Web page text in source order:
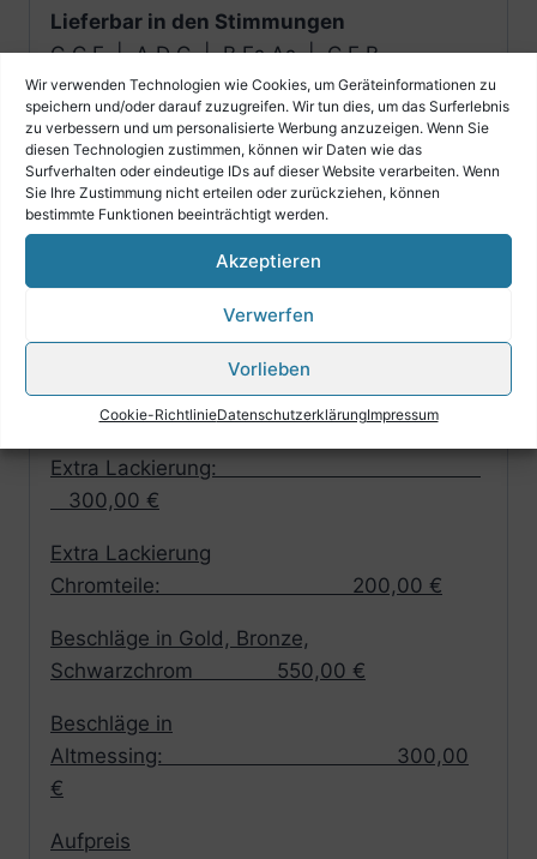
Wir verwenden Technologien wie Cookies, um Geräteinformationen zu
speichern und/oder darauf zuzugreifen. Wir tun dies, um das Surferlebnis
zu verbessern und um personalisierte Werbung anzuzeigen. Wenn Sie
diesen Technologien zustimmen, können wir Daten wie das
Surfverhalten oder eindeutige IDs auf dieser Website verarbeiten. Wenn
Sie Ihre Zustimmung nicht erteilen oder zurückziehen, können
bestimmte Funktionen beeinträchtigt werden.
Akzeptieren
Verwerfen
Vorlieben
Cookie-RichtlinieDatenschutzerklärungImpressum
Lieferbar in den Stimmungen
G C F | A D G | B Es As | C F B
Gewichtca. 6,6 kg
Aufpreise für Sonderwünsche:
Karo oder Violinschlüssel im
Bild im
Balg:
250,00 €
Extra Lackierung:
300,00 €
Extra Lackierung
Chromteile: 200,00 €
Beschläge in Gold, Bronze,
Schwarzchrom 550,00 €
Beschläge in
Altmessing: 300,00
€
Aufpreis